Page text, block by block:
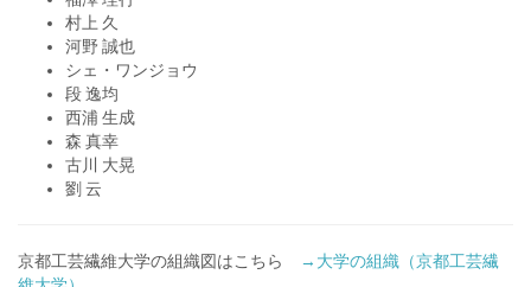
村上 久
河野 誠也
シェ・ワンジョウ
段 逸均
西浦 生成
森 真幸
古川 大晃
劉 云
京都工芸繊維大学の組織図はこちら
→大学の組織（京都工芸繊